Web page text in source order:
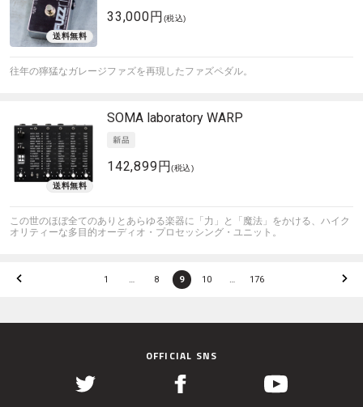
33,000円 (税込)
往年の獰猛なガレージファズを再現したファズペダル。
SOMA laboratory WARP
142,899円(税込)
この世のほぼ全てのありとあらゆる楽器に「力」と「魔法」をかける、ハイク
オリティーな多目的オーディオ・プロセッシング・ユニット。
1 … 8 9 10 … 176
OFFICIAL SNS